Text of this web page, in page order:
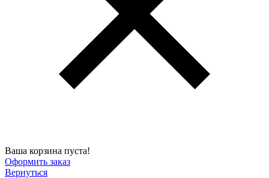
Ваша корзина пуста!
Оформить заказ
Вернуться